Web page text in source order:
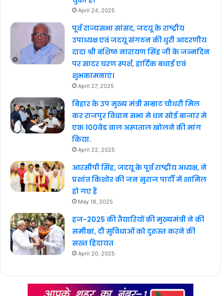
April 24, 2025
पूर्व राज्यसभा सांसद, जदयू के राष्ट्रीय
उपाध्यक्ष एवं जदयू संगठन की धुरी आदरणीय
दादा श्री बशिष्ठ नारायण सिंह जी के जन्मदिन
पर सादर चरण स्पर्श, हार्दिक बधाई एवं
शुभकामनाएं।
April 27, 2025
बिहार के उप मुख्य मंत्री सम्राट चौधरी मिल
कर राजपुर विधान सभा मे धन सोई बाजार मे
एक 100वेड वाल अस्पताल खोलने की मांग
किया.
April 22, 2025
आरसीपी सिंह, जदयू के पूर्व राष्ट्रीय अध्यक्ष, ने
प्रशांत किशोर की जन सुराज पार्टी में शामिल
हो गए हैं
May 18, 2025
हज-2025 की तैयारियों की मुख्यमंत्री ने की
समीक्षा, दी सुविधाओं को दुरुस्त करने की
सख्त हिदायत
April 20, 2025